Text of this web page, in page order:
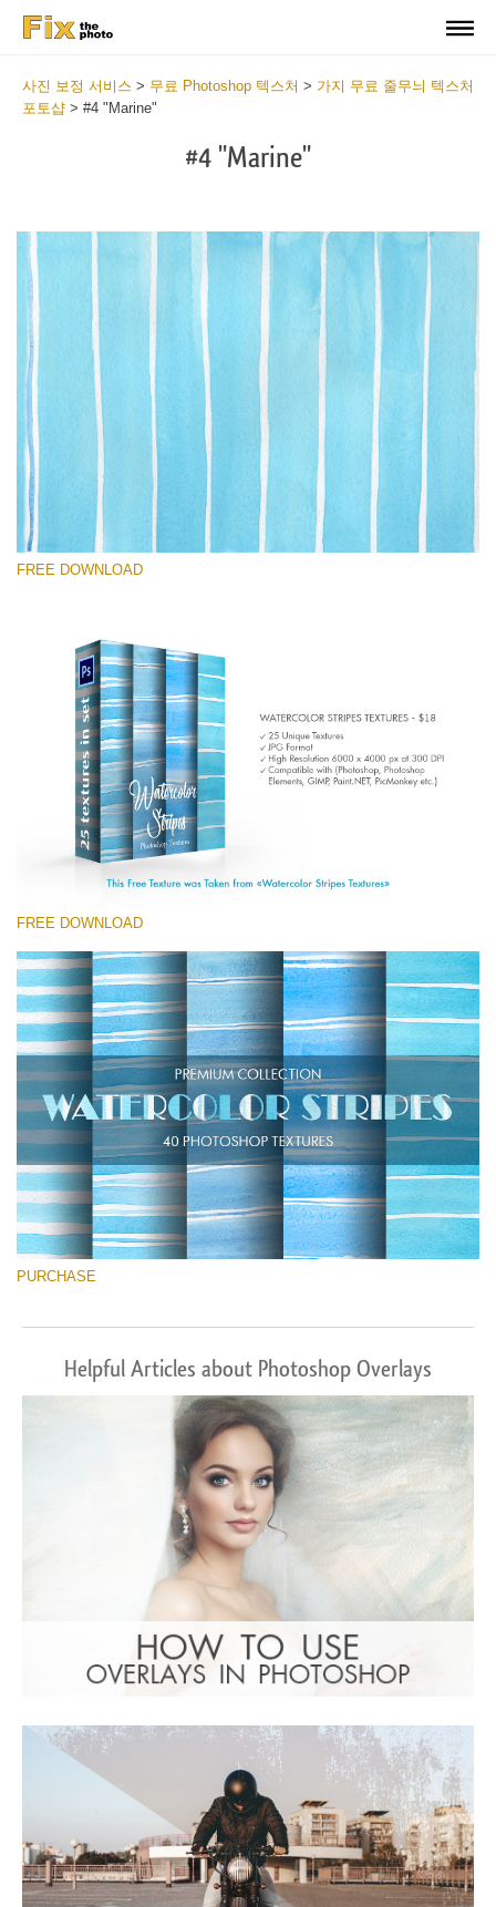
사진 보정 서비스 > 무료 Photoshop 텍스처 > 가지 무료 줄무늬 텍스처
포토샵 > #4 "Marine"
#4 "Marine"
선택 해주세요
Free Photoshop Texture #4
Small 800*533px
Stripes Watercolor
(25 Textures)
Large 6000*4000px
Entire Collection
(1783 Overlays)
Large 6000*4000px
무료 다운로드
FREE DOWNLOAD
FREE DOWNLOAD
PURCHASE
Helpful Articles about Photoshop Overlays